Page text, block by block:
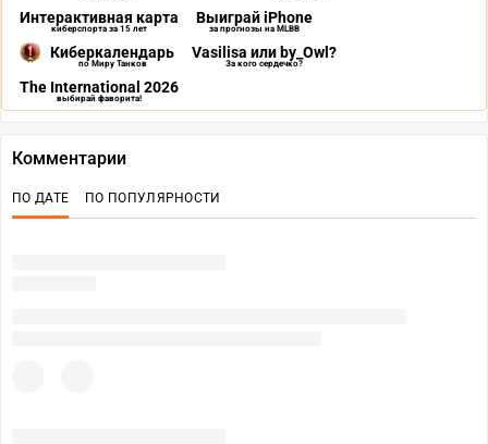
Интерактивная карта
киберспорта за 15 лет
Выиграй iPhone
за прогнозы на MLBB
Киберкалендарь
по Миру Танков
Vasilisa или by_Owl?
За кого сердечко?
The International 2026
выбирай фаворита!
Комментарии
ПО ДАТЕ ПО ПОПУЛЯРНОСТИ